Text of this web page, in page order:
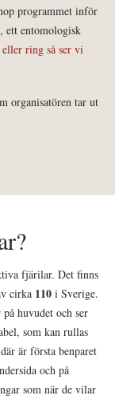
programmet inför
ett entomologisk
ring så ser vi
organisatören tar ut
fjärilar. Det finns
cirka 110 i Sverige.
huvudet och ser
som kan rullas
är första benparet
och på
som när de vilar